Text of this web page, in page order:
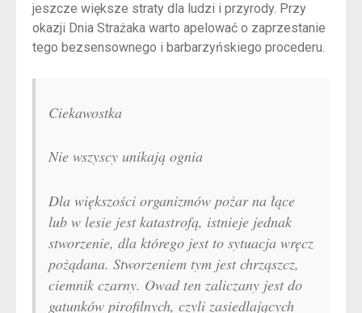
jeszcze większe straty dla ludzi i przyrody. Przy
okazji Dnia Strażaka warto apelować o zaprzestanie
tego bezsensownego i barbarzyńskiego procederu.
Ciekawostka
Nie wszyscy unikają ognia
Dla większości organizmów pożar na łące
lub w lesie jest katastrofą, istnieje jednak
stworzenie, dla którego jest to sytuacja wręcz
pożądana. Stworzeniem tym jest chrząszcz,
ciemnik czarny. Owad ten zaliczany jest do
gatunków pirofilnych, czyli zasiedlających